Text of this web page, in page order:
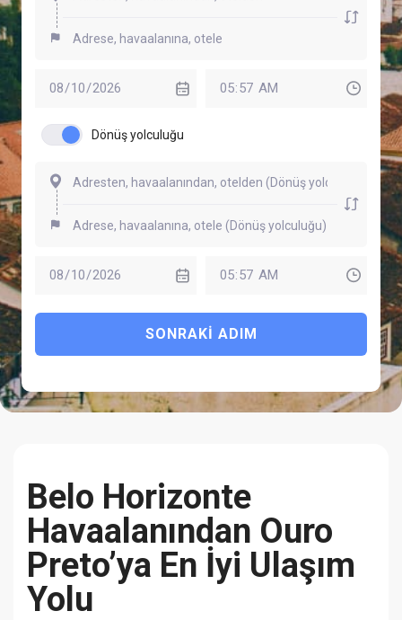
Dönüş yolculuğu
SONRAKI ADIM
Belo Horizonte
Havaalanından Ouro
Preto’ya En İyi Ulaşım
Yolu